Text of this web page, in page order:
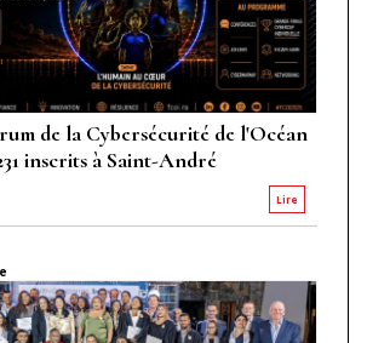
de la Cybersécurité de l'Océan
inscrits à Saint-André
Lire